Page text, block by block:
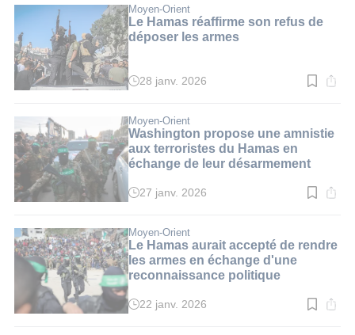
:
4
min.
Moyen-Orient
Le Hamas réaffirme son refus de
déposer les armes
Temps
:
4
min.
28 janv. 2026
Moyen-Orient
Washington propose une amnistie
aux terroristes du Hamas en
échange de leur désarmement
Temps
:
4
min.
27 janv. 2026
Moyen-Orient
Le Hamas aurait accepté de rendre
les armes en échange d'une
reconnaissance politique
Temps
22 janv. 2026